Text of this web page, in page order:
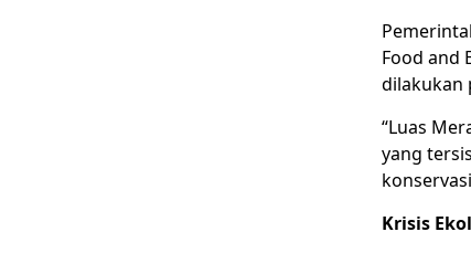
Food and
dilakukan
“Luas
yang
Krisis